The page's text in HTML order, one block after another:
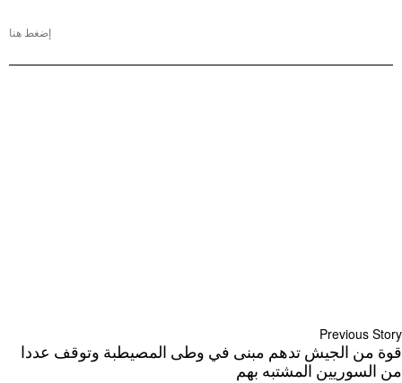
إضغط هنا
Previous Story
قوة من الجيش تدهم مبنى في وطى المصيطبة وتوقف عددا
من السوريين المشتبه بهم